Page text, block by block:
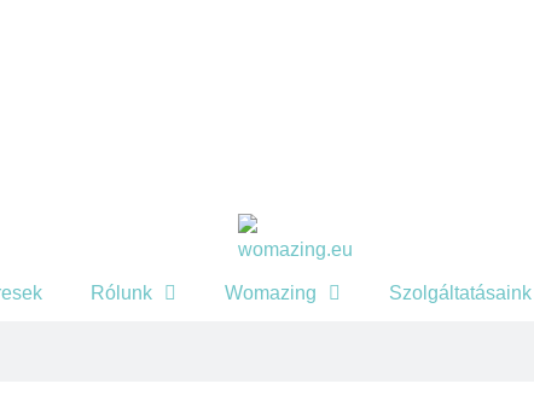
Rólunk Womazing Szolgáltatásaink